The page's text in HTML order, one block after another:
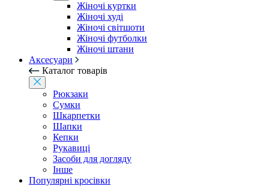
Жіночі куртки
Жіночі худі
Жіночі світшоти
Жіночі футболки
Жіночі штани
Аксесуари
Каталог товарів
Рюкзаки
Сумки
Шкарпетки
Шапки
Кепки
Рукавиці
Засоби для догляду
Інше
Популярні кросівки